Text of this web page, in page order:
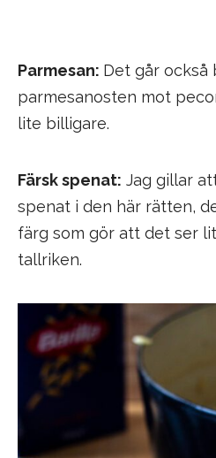
Parmesan: Det går
parmesanosten mot
lite billigare.
Färsk spenat: Jag gillar
spenat i den här rätten,
färg som gör att det ser
tallriken.